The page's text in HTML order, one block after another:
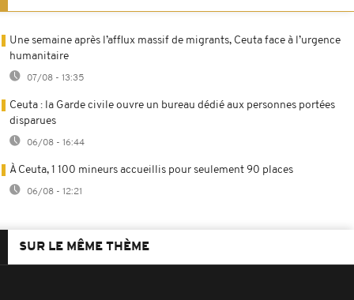
Une semaine après l’afflux massif de migrants, Ceuta face à l’urgence
humanitaire
07/08 - 13:35
Ceuta : la Garde civile ouvre un bureau dédié aux personnes portées
disparues
06/08 - 16:44
À Ceuta, 1 100 mineurs accueillis pour seulement 90 places
06/08 - 12:21
SUR LE MÊME THÈME